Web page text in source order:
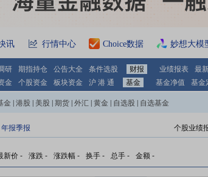
讯 行情中心 Choice数据 妙想大模
研 期指持仓 公告大全 条件选股 财报 业绩报表 最
金 个股资金 板块资金 沪 港 通 基金 基金净值 基金
金 港股 美股 期货 外汇 黄金 自选股 自选基金
年报季报 个股业绩
新价 - 涨跌 - 涨跌幅 - 换手 - 总手 - 金额 -